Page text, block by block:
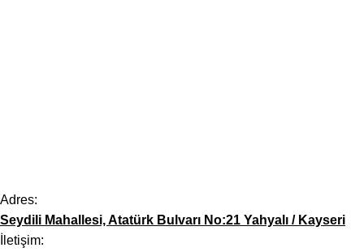
Adres:
Seydili Mahallesi, Atatürk Bulvarı No:21 Yahyalı / Kayseri
İletişim: